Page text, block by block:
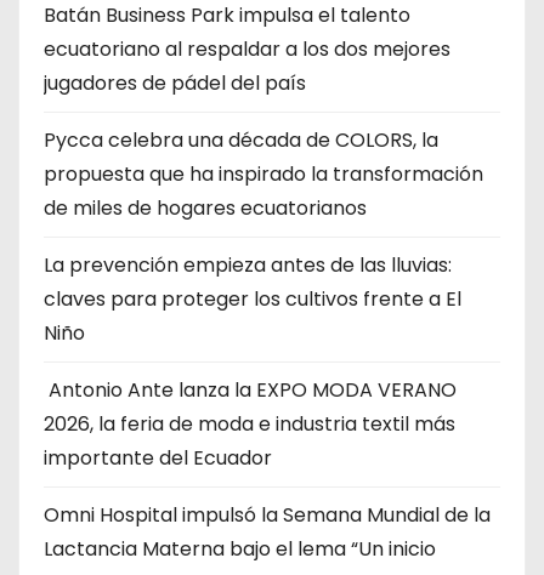
Batán Business Park impulsa el talento
ecuatoriano al respaldar a los dos mejores
jugadores de pádel del país
Pycca celebra una década de COLORS, la
propuesta que ha inspirado la transformación
de miles de hogares ecuatorianos
La prevención empieza antes de las lluvias:
claves para proteger los cultivos frente a El
Niño
Antonio Ante lanza la EXPO MODA VERANO
2026, la feria de moda e industria textil más
importante del Ecuador
Omni Hospital impulsó la Semana Mundial de la
Lactancia Materna bajo el lema “Un inicio